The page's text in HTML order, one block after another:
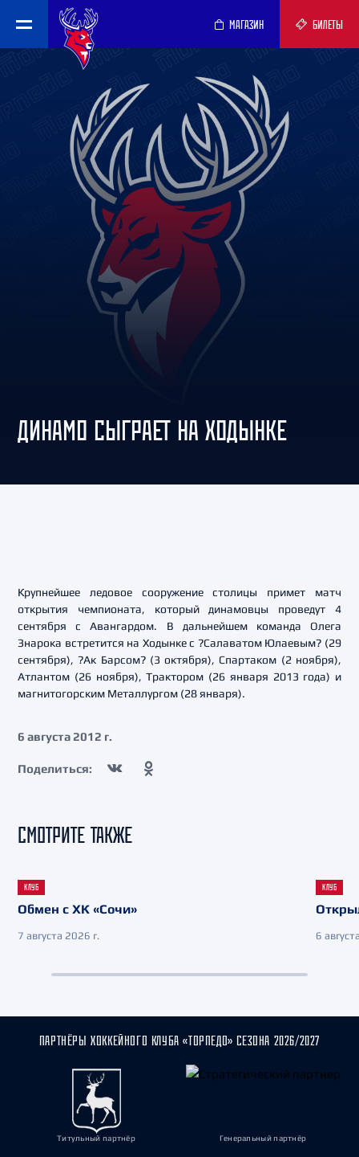
МАГАЗИН БИЛЕТЫ
ДИНАМО СЫГРАЕТ НА ХОДЫНКЕ
Крупнейшее ледовое сооружение столицы примет матч
открытия чемпионата, который динамовцы проведут 4
сентября с Авангардом. В дальнейшем команда Олега
Знарока встретится на Ходынке с ?Салаватом Юлаевым? (29
сентября), ?Ак Барсом? (3 октября), Спартаком (2 ноября),
Атлантом (26 ноября), Трактором (26 января 2013 года) и
магнитогорским Металлургом (28 января).
6 августа 2012 г.
Поделиться:
СМОТРИТЕ ТАКЖЕ
КЛУБ
Обмен с ХК «Сочи»
7 августа 2026 г.
КЛУБ
6
ПАРТНЁРЫ ХОККЕЙНОГО КЛУБА «ТОРПЕДО» СЕЗОНА 2026/2027
Титульный партнёр Генеральный партнёр